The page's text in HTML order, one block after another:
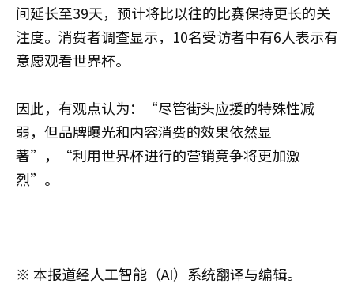
间延长至39天，预计将比以往的比赛保持更长的关
注度。消费者调查显示，10名受访者中有6人表示有
意愿观看世界杯。
因此，有观点认为：“尽管街头应援的特殊性减
弱，但品牌曝光和内容消费的效果依然显
著”，“利用世界杯进行的营销竞争将更加激
烈”。
※ 本报道经人工智能（AI）系统翻译与编辑。